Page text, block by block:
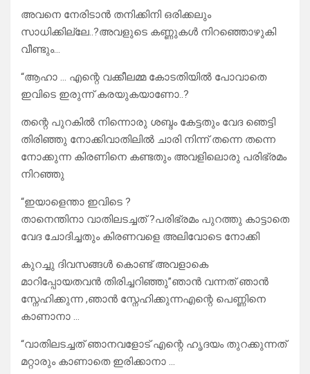
അവനെ നേരിടാൻ തനിക്കിനി ഒരിക്കലും
സാധിക്കില്ലേ..?അവളുടെ കണ്ണുകൾ നിറഞ്ഞൊഴുകി
വീണ്ടും…
“ആഹാ … എന്റെ വക്കീലമ്മ കോടതിയിൽ പോവാതെ
ഇവിടെ ഇരുന്ന് കരയുകയാണോ..?
തന്റെ പുറകിൽ നിന്നൊരു ശബ്ദം കേട്ടതും വേദ ഞെട്ടി
തിരിഞ്ഞു നോക്കിവാതിലിൽ ചാരി നിന്ന് തന്നെ തന്നെ
നോക്കുന്ന കിരണിനെ കണ്ടതും അവളിലൊരു പരിഭ്രമം
നിറഞ്ഞു
“ഇയാളെന്താ ഇവിടെ ?
താനെന്തിനാ വാതിലടച്ചത് ?പരിഭ്രമം പുറത്തു കാട്ടാതെ
വേദ ചോദിച്ചതും കിരണവളെ അലിവോടെ നോക്കി
കുറച്ചു ദിവസങ്ങൾ കൊണ്ട് അവളാകെ
മാറിപ്പോയതവൻ തിരിച്ചറിഞ്ഞു”ഞാൻ വന്നത് ഞാൻ
സ്നേഹിക്കുന്ന ,ഞാൻ സ്നേഹിക്കുന്നഎന്റെ പെണ്ണിനെ
കാണാനാ …
“വാതിലടച്ചത് ഞാനവളോട് എന്റെ ഹൃദയം തുറക്കുന്നത്
മറ്റാരും കാണാതെ ഇരിക്കാനാ …